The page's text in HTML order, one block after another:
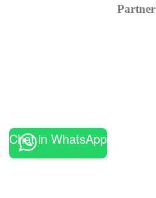
Partner
Chat in WhatsApp